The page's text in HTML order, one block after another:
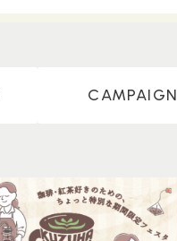
CAMPAIGN